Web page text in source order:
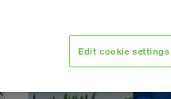
το εύρος υπηρεσιών
Edit cookie settings